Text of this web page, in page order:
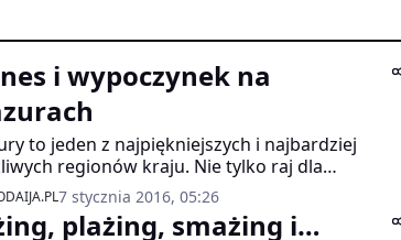
i wypoczynek na
to jeden z najpiękniejszych i najbardziej
regionów kraju. Nie tylko raj dla
i amatorów czynnego wypoczynku, ale i
którzy pragną zrelaksować się w
SPA czy zorganizować biznesową
7 stycznia 2016, 05:26
plażing, smażing i…